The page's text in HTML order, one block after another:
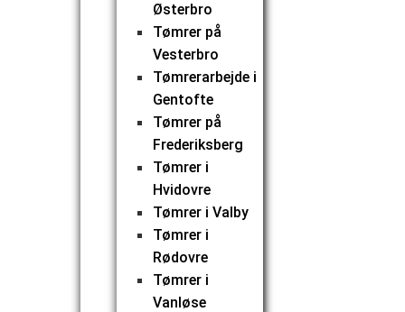
Østerbro
Tømrer på
Vesterbro
Tømrerarbejde i
Gentofte
Tømrer på
Frederiksberg
Tømrer i
Hvidovre
Tømrer i Valby
Tømrer i
Rødovre
Tømrer i
Vanløse